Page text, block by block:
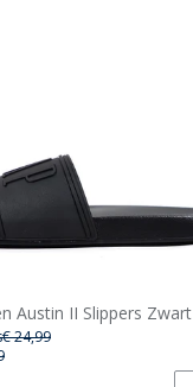
Austin II Slippers Zwart
€ 24,99